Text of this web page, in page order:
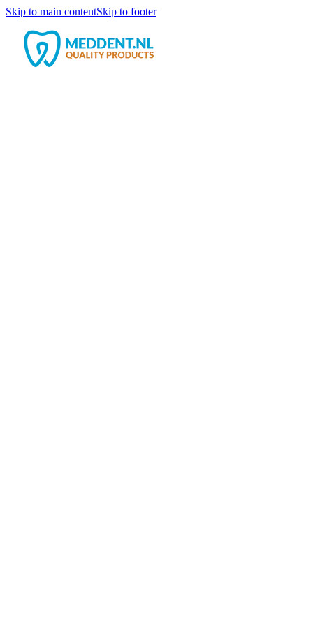
Skip to main contentSkip to footer